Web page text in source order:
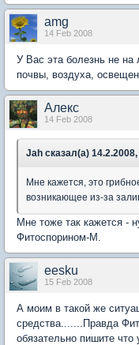
amg
14 Feb 2008
У Вас эта болезнь не на
почвы, воздуха,
Aлекc
14 Feb 2008
Jah сказал(а)
Мне кажется, это
возникающее из-за
Мне тоже так кажется -
Фитоспорином-М.
eesku
15 Feb 2008
А моим в такой же
средства.......Правда
обязательно пишите